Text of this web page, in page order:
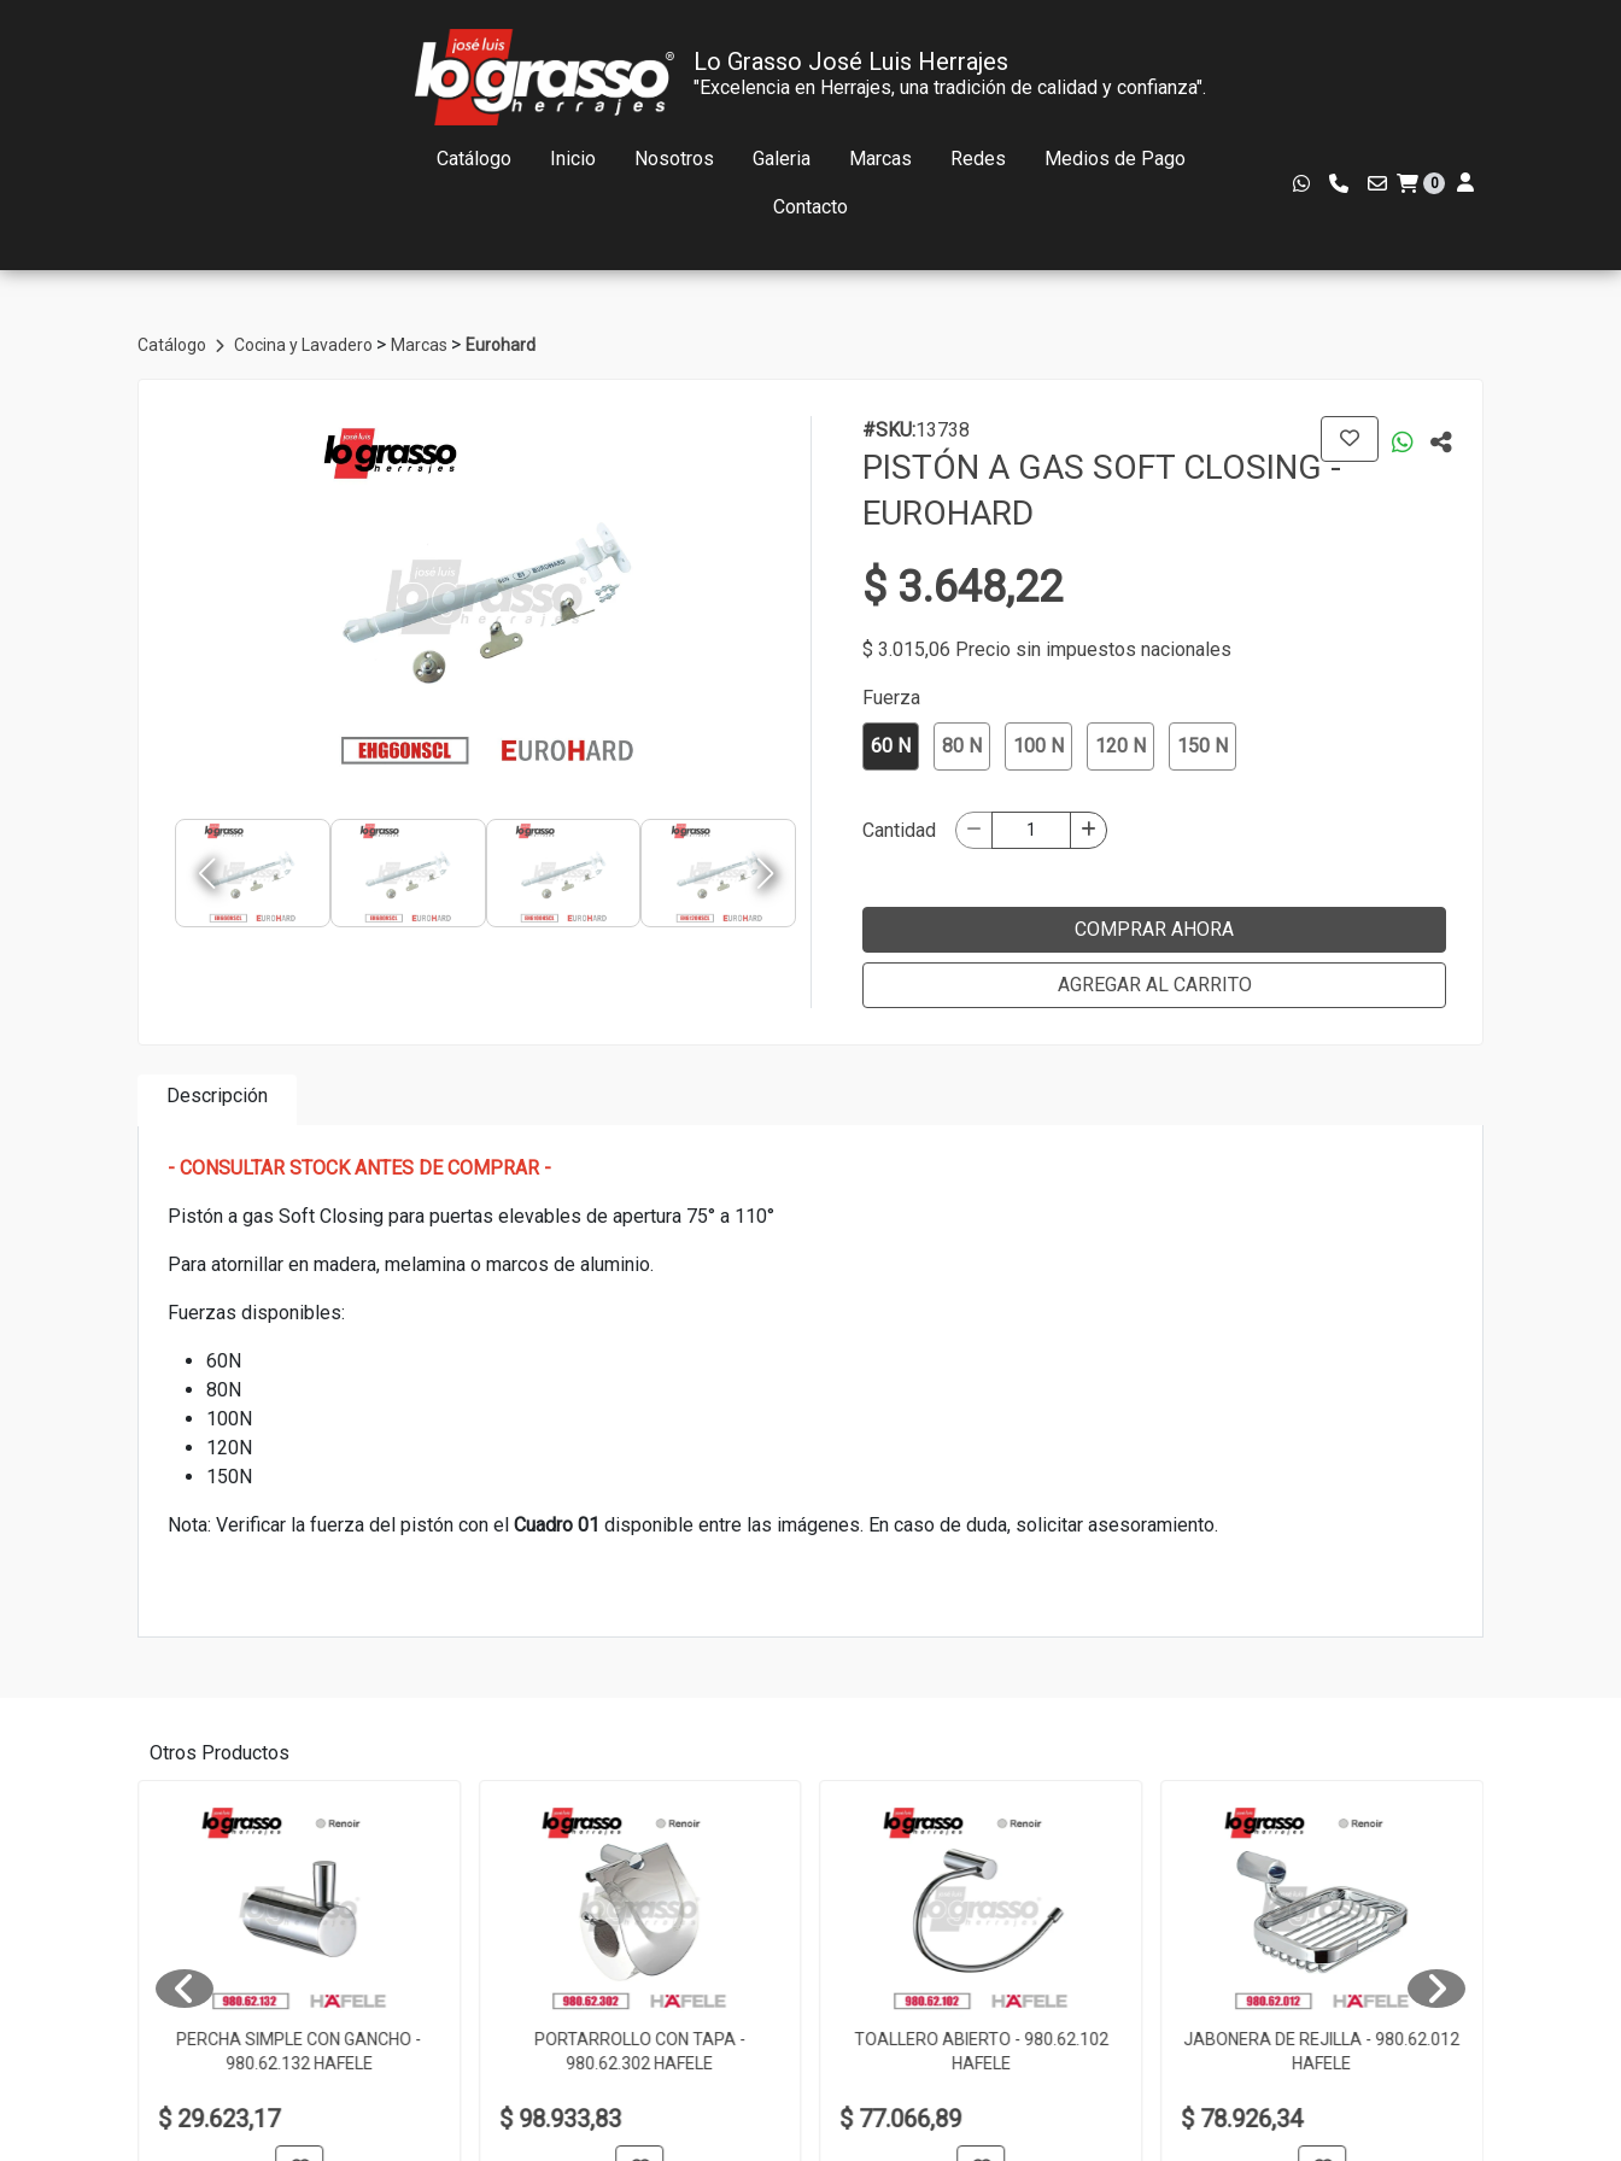
Lo Grasso José Luis Herrajes
"Excelencia en Herrajes, una tradición de calidad y confianza".
Catálogo Inicio Nosotros Galeria Marcas Redes Medios de Pago
Contacto
0
Catálogo Cocina y Lavadero > Marcas > Eurohard
#SKU:13738
PISTÓN A GAS SOFT CLOSING -
EUROHARD
$ 3.648,22
$ 3.015,06 Precio sin impuestos nacionales
Fuerza
60 N 80 N 100 N 120 N 150 N
Cantidad
COMPRAR AHORA
AGREGAR AL CARRITO
Descripción
- CONSULTAR STOCK ANTES DE COMPRAR -
Pistón a gas Soft Closing para puertas elevables de apertura 75° a 110°
Para atornillar en madera, melamina o marcos de aluminio.
Fuerzas disponibles:
60N
80N
100N
120N
150N
Nota: Verificar la fuerza del pistón con el Cuadro 01 disponible entre las imágenes. En caso de duda, solicitar asesoramiento.
Otros Productos
PERCHA SIMPLE CON GANCHO -
980.62.132 HAFELE
$ 29.623,17
PORTARROLLO CON TAPA -
980.62.302 HAFELE
$ 98.933,83
TOALLERO ABIERTO - 980.62.102
HAFELE
$ 77.066,89
JABONERA DE REJILLA - 980.62.012
HAFELE
$ 78.926,34